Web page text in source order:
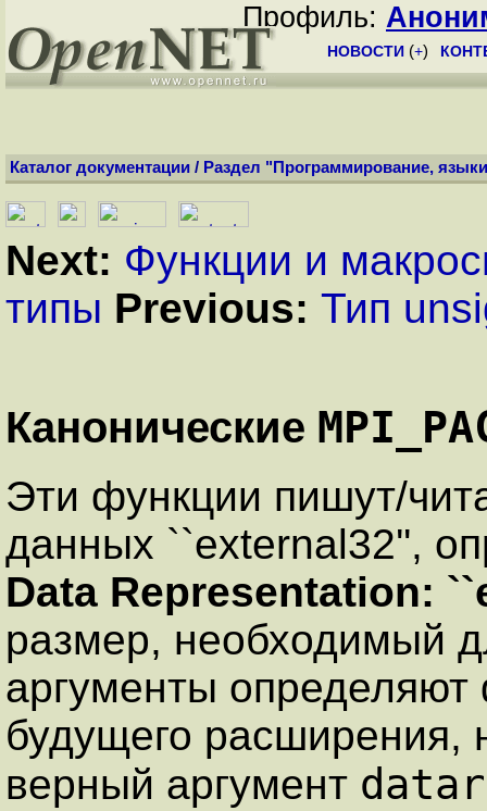
Профиль:
НОВОСТИ (+)
Каталог документации / Раздел "Программирование,
Next: Функции и
типы Previous: Тип
Канонические
Эти функции пишут/
данных ``external32'',
Data Representation:
размер, необходимый
аргументы
будущего расширения,
верный аргумент